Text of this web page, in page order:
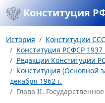
Конституция
История
Конституции
Конституция РСФСР 1937
Редакции Конституции
Конституция (Основной
декабря 1962 г.
Глава II.